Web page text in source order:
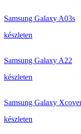
Samsung Galaxy A03s
készleten
Samsung Galaxy A22
készleten
Samsung Galaxy
készleten